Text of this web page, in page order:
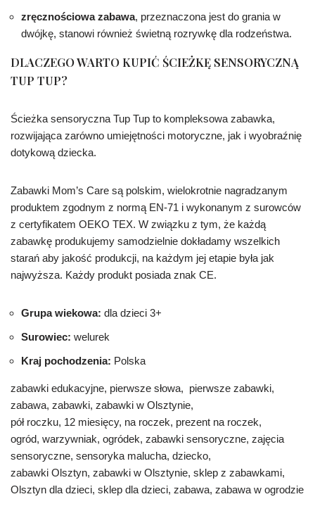
zręcznościowa zabawa, przeznaczona jest do grania w
dwójkę, stanowi również świetną rozrywkę dla rodzeństwa.
DLACZEGO WARTO KUPIĆ ŚCIEŻKĘ SENSORYCZNĄ
TUP TUP?
Ścieżka sensoryczna Tup Tup to kompleksowa zabawka,
rozwijająca zarówno umiejętności motoryczne, jak i wyobraźnię
dotykową dziecka.
Zabawki Mom’s Care są polskim, wielokrotnie nagradzanym
produktem zgodnym z normą EN-71 i wykonanym z surowców
z certyfikatem OEKO TEX. W związku z tym, że każdą
zabawkę produkujemy samodzielnie dokładamy wszelkich
starań aby jakość produkcji, na każdym jej etapie była jak
najwyższa. Każdy produkt posiada znak CE.
Grupa wiekowa: dla dzieci 3+
Surowiec: welurek
Kraj pochodzenia: Polska
zabawki edukacyjne, pierwsze słowa, pierwsze zabawki,
zabawa, zabawki, zabawki w Olsztynie,
pół roczku, 12 miesięcy, na roczek, prezent na roczek,
ogród, warzywniak, ogródek, zabawki sensoryczne, zajęcia
sensoryczne, sensoryka malucha, dziecko,
zabawki Olsztyn, zabawki w Olsztynie, sklep z zabawkami,
Olsztyn dla dzieci, sklep dla dzieci, zabawa, zabawa w ogrodzie